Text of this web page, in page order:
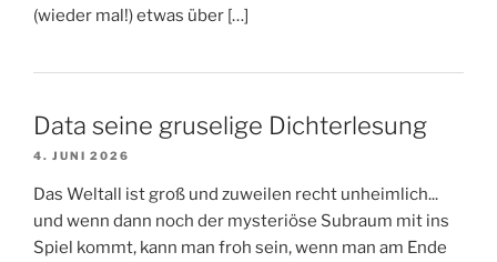
(wieder mal!) etwas über […]
Data seine gruselige Dichterlesung
4. JUNI 2026
Das Weltall ist groß und zuweilen recht unheimlich...
und wenn dann noch der mysteriöse Subraum mit ins
Spiel kommt, kann man froh sein, wenn man am Ende